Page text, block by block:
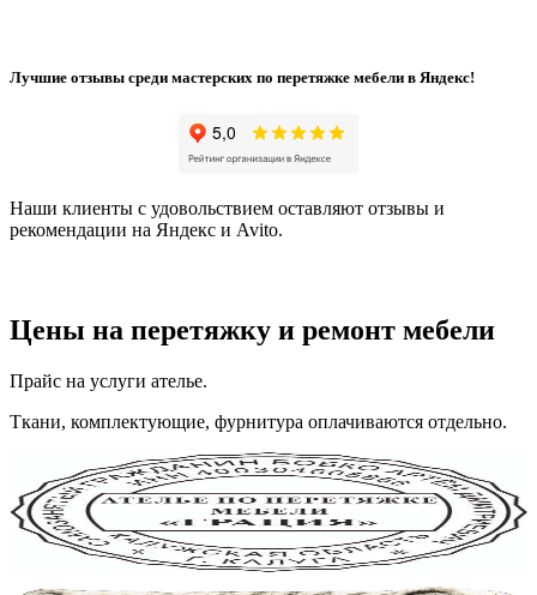
Лучшие отзывы среди мастерских по перетяжке мебели в Яндекс!
Наши клиенты с удовольствием оставляют отзывы и
рекомендации на Яндекс и Avito.
Цены на перетяжку и ремонт мебели
Прайс на услуги ателье.
Ткани, комплектующие, фурнитура оплачиваются отдельно.